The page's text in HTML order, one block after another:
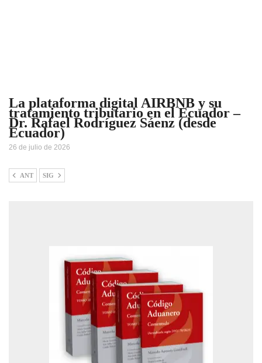
La plataforma digital AIRBNB y su
tratamiento tributario en el Ecuador –
Dr. Rafael Rodríguez Sáenz (desde
Ecuador)
26 de julio de 2026
ANT SIG